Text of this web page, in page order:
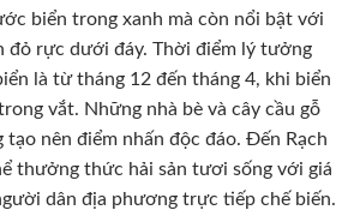
biển trong xanh mà còn nổi bật với
đỏ rực dưới đáy. Thời điểm lý tưởng
là từ tháng 12 đến tháng 4, khi biển
vắt. Những nhà bè và cây cầu gỗ
tạo nên điểm nhấn độc đáo. Đến Rạch
thưởng thức hải sản tươi sống với giá
dân địa phương trực tiếp chế biến.